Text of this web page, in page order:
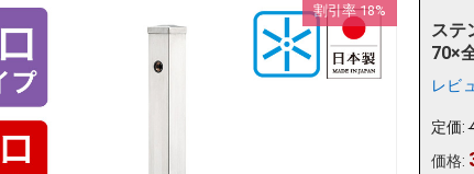
割引率 18%
ステ
70×
レビ
定価:
価格: